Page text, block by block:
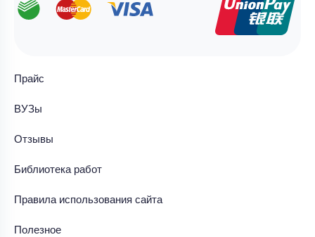
Прайс
ВУЗы
Отзывы
Библиотека работ
Правила использования сайта
Полезное